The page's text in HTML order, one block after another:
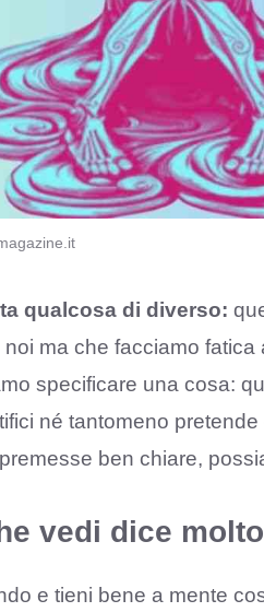
qualcosa di diverso:
ma che facciamo
specificare una cosa:
né tantomeno
ben chiare,
vedi dice
e tieni bene a mente